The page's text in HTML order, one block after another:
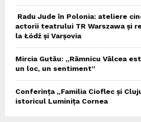
Radu Jude în Polonia: ateliere
actorii teatrului TR Warszawa și
la Łódź și Varșovia
Mircia Gutău: „Râmnicu Vâlcea
un loc, un sentiment”
Conferința „Familia Cioflec și
istoricul Luminița Cornea